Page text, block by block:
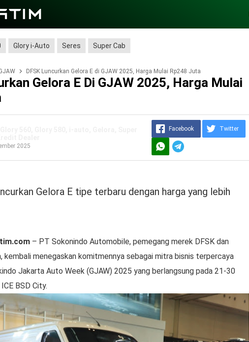
Glory i-Auto Seres Super Cab
DFSK Luncurkan Gelora E di GJAW 2025, Harga Mulai Rp248 Juta
Gelora E Di GJAW 2025, Harga Mulai
2025
Facebook Twitter
Gelora E tipe terbaru dengan harga yang lebih
– PT Sokonindo Automobile, pemegang merek DFSK dan
kembali menegaskan komitmennya sebagai mitra bisnis terpercaya
Jakarta Auto Week (GJAW) 2025 yang berlangsung pada 21-30
BSD City.